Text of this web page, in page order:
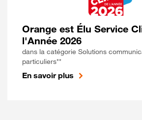
Orange est Élu Service
l'Année 2026
dans la catégorie Solutions
particuliers**
En savoir plus